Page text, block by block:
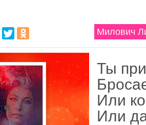
Милович
Ты
Или
Или